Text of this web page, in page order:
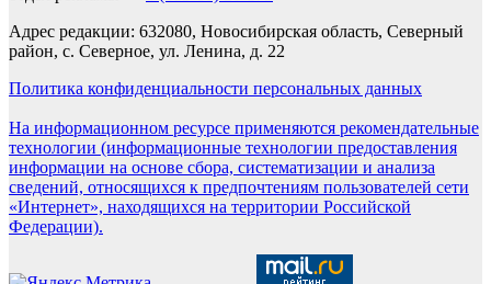
Адрес редакции: 632080, Новосибирская область, Северный
район, с. Северное, ул. Ленина, д. 22
Политика конфиденциальности персональных данных
На информационном ресурсе применяются рекомендательные
технологии (информационные технологии предоставления
информации на основе сбора, систематизации и анализа
сведений, относящихся к предпочтениям пользователей сети
«Интернет», находящихся на территории Российской
Федерации).